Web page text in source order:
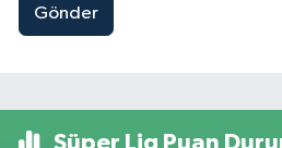
Gönder
Süper Lig Puan